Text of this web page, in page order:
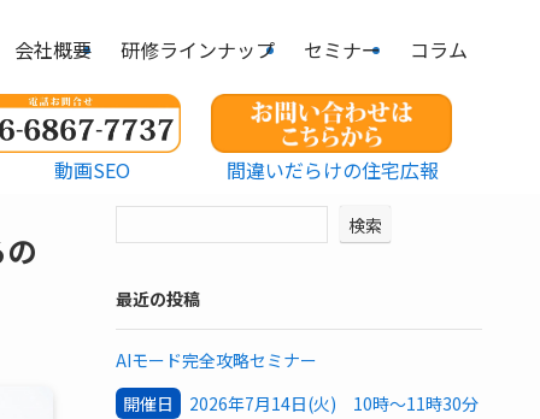
会社概要 研修ラインナップ セミナー コラム
動画SEO 間違いだらけの住宅広報
検索
最近の投稿
AIモード完全攻略セミナー
開催日
2026年7月14日(火) 10時～11時30分